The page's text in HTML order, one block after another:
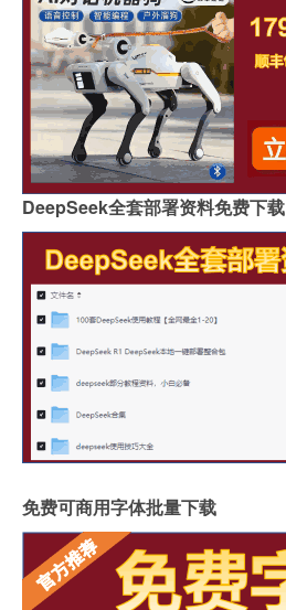
DeepSeek全套部署资料免费下载
免费可商用字体批量下载